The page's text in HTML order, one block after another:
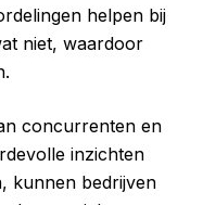
helpen bij
niet, waardoor
concurrenten en
inzichten
kunnen bedrijven